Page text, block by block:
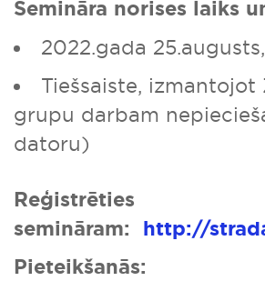
Semināra norises laiks
2022.gada
Tiešsaiste,
grupu darbam
datoru)
Reģistrēties
semināram: http://
Pieteikšanās: